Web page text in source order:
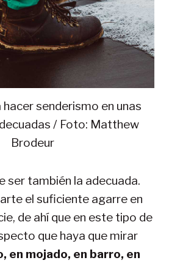
senderismo en unas
/ Foto: Matthew
Brodeur
ser también la adecuada.
el suficiente agarre en
de ahí que en este tipo de
que haya que mirar
en mojado, en barro, en